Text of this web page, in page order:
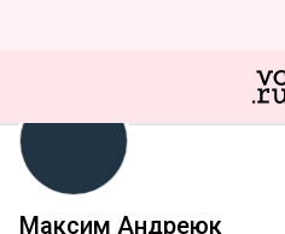
Максим Андреюк